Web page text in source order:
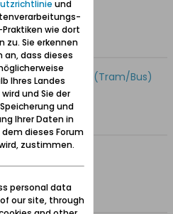
15:24
Verkehrsmittel (Tram/Bus)
0 Likes
18:27
18:18
und
wie dort
zu. Sie erkennen
an, dass dieses
Ihres Landes
und Sie der
und
Ihrer Daten in
dem dieses Forum
zustimmen.
personal data
our site, through